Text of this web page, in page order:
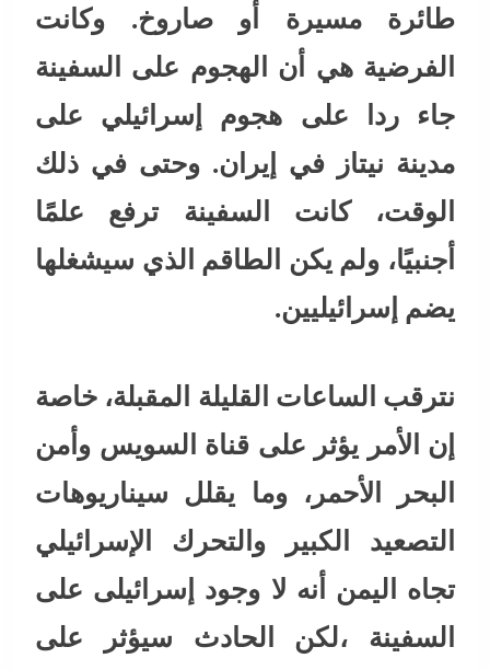
طائرة مسيرة أو صاروخ. وكانت
الفرضية هي أن الهجوم على السفينة
جاء ردا على هجوم إسرائيلي على
مدينة نيتاز في إيران. وحتى في ذلك
الوقت، كانت السفينة ترفع علمًا
أجنبيًا، ولم يكن الطاقم الذي سيشغلها
يضم إسرائيليين.
نترقب الساعات القليلة المقبلة، خاصة
إن الأمر يؤثر على قناة السويس وأمن
البحر الأحمر، وما يقلل سيناريوهات
التصعيد الكبير والتحرك الإسرائيلي
تجاه اليمن أنه لا وجود إسرائيلى على
السفينة ،لكن الحادث سيؤثر على